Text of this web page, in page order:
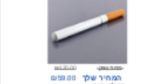
₪120.00
משלוח חינם
Samsung Galaxy Tab P6800, נרתיק כיסוי